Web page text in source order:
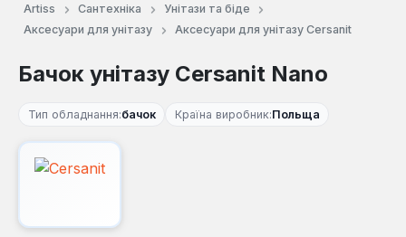
Artiss Сантехніка
Унітази та біде
Аксесуари для унітазу
Аксесуари для унітазу Cersanit
Бачок унітазу Cersanit Nano
Тип обладнання:бачок Країна виробник:Польща